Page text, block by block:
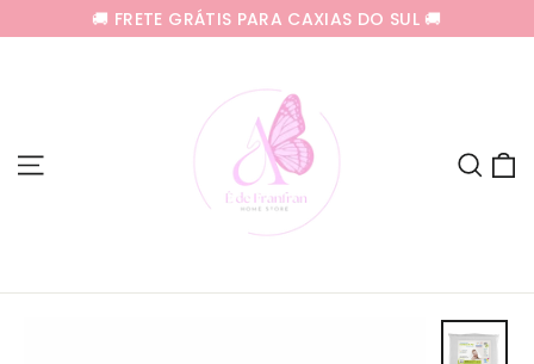
para
🚚 FRETE GRÁTIS PARA CAXIAS DO SUL 🚚